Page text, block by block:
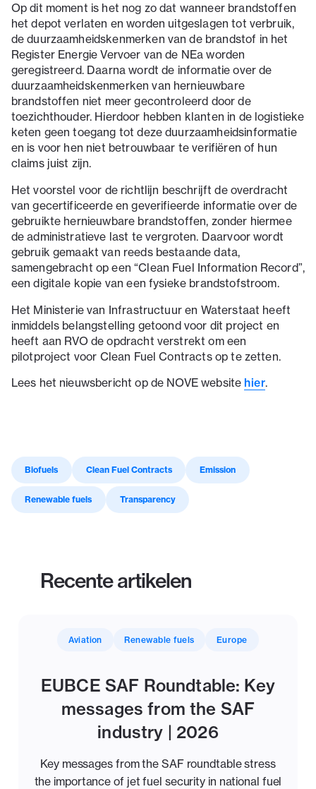
Op dit moment is het nog zo dat wanneer brandstoffen
het depot verlaten en worden uitgeslagen tot verbruik,
de duurzaamheidskenmerken van de brandstof in het
Register Energie Vervoer van de NEa worden
geregistreerd. Daarna wordt de informatie over de
duurzaamheidskenmerken van hernieuwbare
brandstoffen niet meer gecontroleerd door de
toezichthouder. Hierdoor hebben klanten in de logistieke
keten geen toegang tot deze duurzaamheidsinformatie
en is voor hen niet betrouwbaar te verifiëren of hun
claims juist zijn.
Het voorstel voor de richtlijn beschrijft de overdracht
van gecertificeerde en geverifieerde informatie over de
gebruikte hernieuwbare brandstoffen, zonder hiermee
de administratieve last te vergroten. Daarvoor wordt
gebruik gemaakt van reeds bestaande data,
samengebracht op een “Clean Fuel Information Record”,
een digitale kopie van een fysieke brandstofstroom.
Het Ministerie van Infrastructuur en Waterstaat heeft
inmiddels belangstelling getoond voor dit project en
heeft aan RVO de opdracht verstrekt om een
pilotproject voor Clean Fuel Contracts op te zetten.
Lees het nieuwsbericht op de NOVE website hier.
Biofuels Clean Fuel Contracts Emission
Renewable fuels Transparency
Recente artikelen
Aviation Renewable fuels Europe
EUBCE SAF Roundtable: Key
messages from the SAF
industry | 2026
Key messages from the SAF roundtable stress
the importance of jet fuel security in national fuel